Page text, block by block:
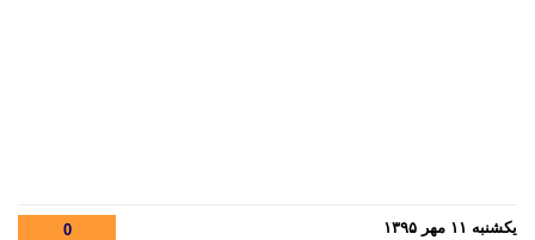
یکشنبه ۱۱ مهر ۱۳۹۵ 0